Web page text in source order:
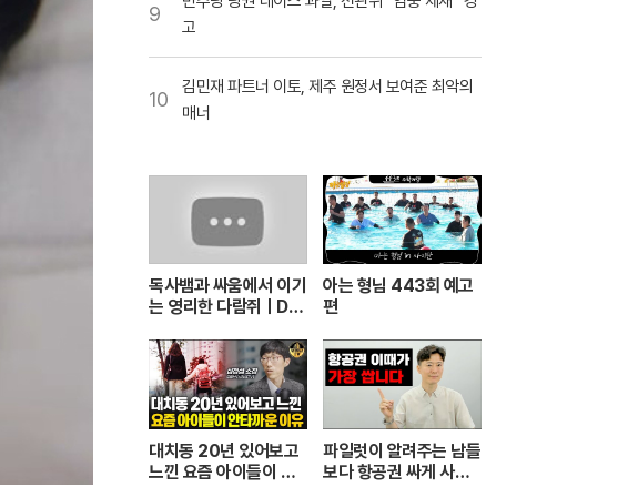
9
고
10
김민재 파트너 이토, 제주 원정서 보여준 최악의
매너
독사뱀과 싸움에서 이기
는 영리한 다람쥐ㅣDu
tupai 치열한 동물싸움
ㅣ놀라운 동물싸움
아는 형님 443회 예고
편
대치동 20년 있어보고
느낀 요즘 아이들이 안
파일럿이 알려주는 남들
보다 항공권 싸게 사는